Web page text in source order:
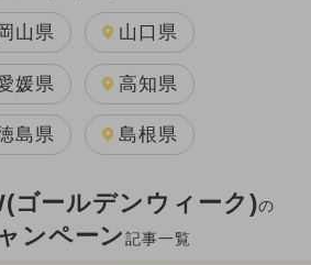
岡山県 山口県
媛県 高知県
島県 島根県
ゴールデンウィーク)の
ンペーン記事一覧